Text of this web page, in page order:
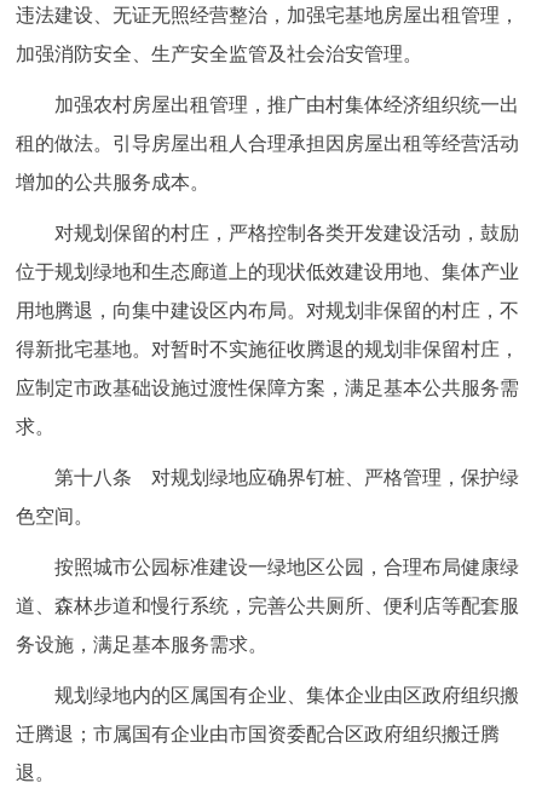
违法建设、无证无照经营整治，加强宅基地房屋出租管理，
加强消防安全、生产安全监管及社会治安管理。
加强农村房屋出租管理，推广由村集体经济组织统一出
租的做法。引导房屋出租人合理承担因房屋出租等经营活动
增加的公共服务成本。
对规划保留的村庄，严格控制各类开发建设活动，鼓励
位于规划绿地和生态廊道上的现状低效建设用地、集体产业
用地腾退，向集中建设区内布局。对规划非保留的村庄，不
得新批宅基地。对暂时不实施征收腾退的规划非保留村庄，
应制定市政基础设施过渡性保障方案，满足基本公共服务需
求。
第十八条 对规划绿地应确界钉桩、严格管理，保护绿
色空间。
按照城市公园标准建设一绿地区公园，合理布局健康绿
道、森林步道和慢行系统，完善公共厕所、便利店等配套服
务设施，满足基本服务需求。
规划绿地内的区属国有企业、集体企业由区政府组织搬
迁腾退；市属国有企业由市国资委配合区政府组织搬迁腾
退。